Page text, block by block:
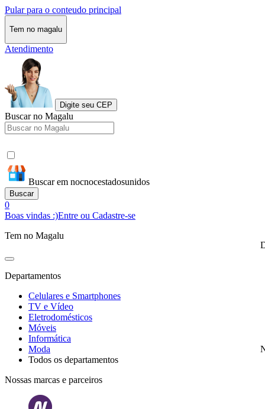
Pular para o conteudo principal
Tem no magalu
Atendimento
Digite seu CEP
Buscar no Magalu
Buscar em nocnocestadosunidos
Buscar
0
Boas vindas :)Entre ou Cadastre-se
Tem no Magalu
Departamentos
Celulares e Smartphones
TV e Vídeo
Eletrodomésticos
Móveis
Informática
Moda
Todos os departamentos
Nossas marcas e parceiros